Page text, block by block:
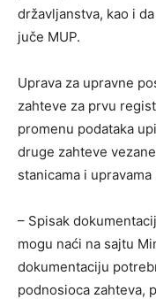
državljanstva, kao i
juče MUP.
Uprava za upravne
zahteve za prvu
promenu podataka
druge zahteve
stanicama i
– Spisak
mogu naći na sajtu
dokumentaciju
podnosioca zahteva,